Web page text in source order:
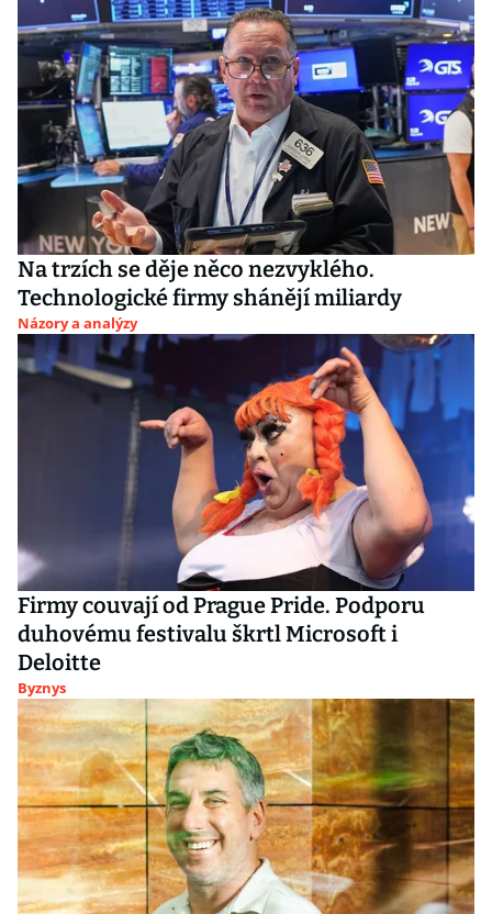
Na trzích se děje něco nezvyklého.
Technologické firmy shánějí miliardy
Názory a analýzy
Firmy couvají od Prague Pride. Podporu
duhovému festivalu škrtl Microsoft i
Deloitte
Byznys